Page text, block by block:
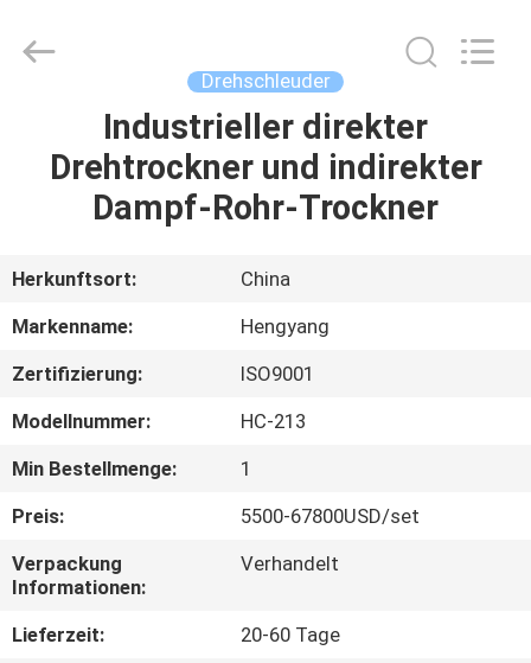
PRODUKTE
ÜBER
UNS
FABRIK-
AUSFLUG
QUALITÄTSKONTROLLE
TRETEN
SIE
Industrial
Drehschleuder
Industrieller direkter
Drehtrockner und indirekter
Dampf-Rohr-Trockner
Herkunftsort:
China
Markenname:
Hengyang
Zertifizierung:
ISO9001
Modellnummer:
HC-213
Min Bestellmenge:
1
Preis:
5500-67800USD/set
Verpackung
Informationen:
Verhandelt
Lieferzeit:
20-60 Tage